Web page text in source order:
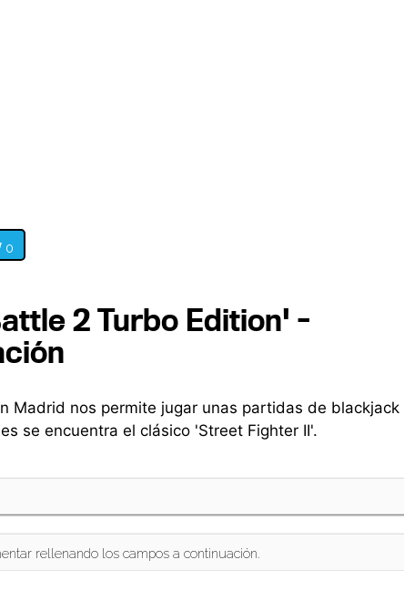
0
2 Turbo Edition' -
Madrid nos permite jugar unas partidas de blackjack
se encuentra el clásico 'Street Fighter II'.
rellenando los campos a continuación.